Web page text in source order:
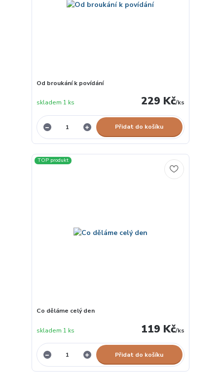
Od broukání k povídání
229 Kč/ks
skladem 1 ks
Přidat do košíku
TOP produkt
Co děláme celý den
119 Kč/ks
skladem 1 ks
Přidat do košíku